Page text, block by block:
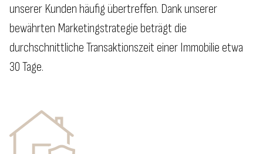
unserer Kunden häufig übertreffen. Dank unserer
bewährten Marketingstrategie beträgt die
durchschnittliche Transaktionszeit einer Immobilie etwa
30 Tage.